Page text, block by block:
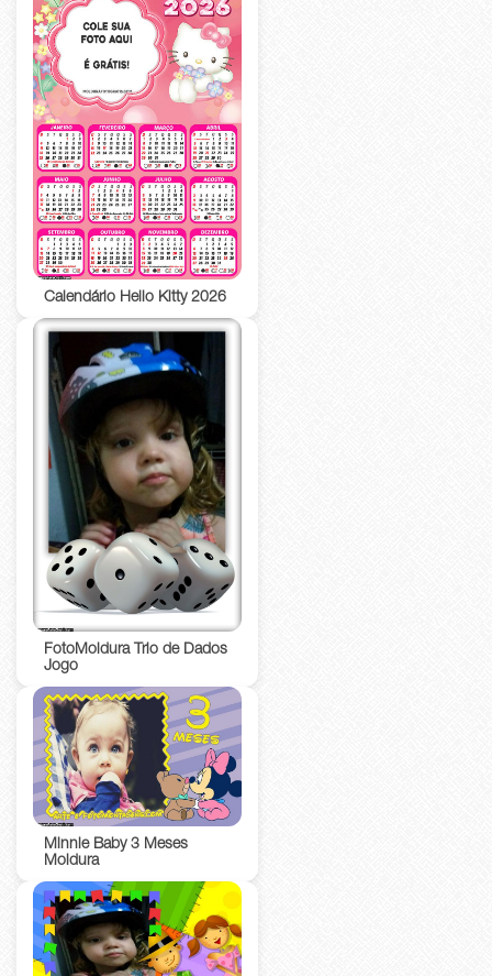
Calendário Hello Kitty 2026
FotoMoldura Trio de Dados
Jogo
Minnie Baby 3 Meses
Moldura